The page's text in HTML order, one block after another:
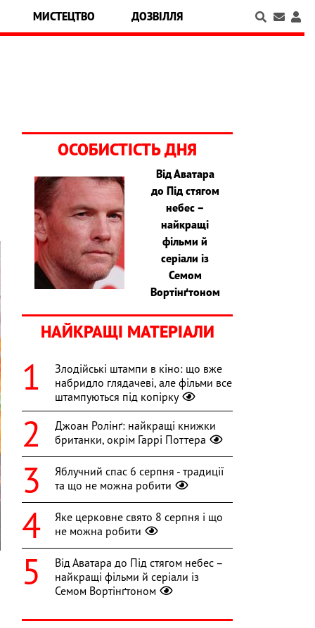
МИСТЕЦТВО ДОЗВІЛЛЯ
ОСОБИСТІСТЬ ДНЯ
Від Аватара
до Під стягом
небес –
найкращі
фільми й
серіали із
Семом
Вортінґтоном
НАЙКРАЩІ МАТЕРІАЛИ
Злодійські штампи в кіно: що вже
набридло глядачеві, але фільми все
штампуються під копірку
Джоан Ролінґ: найкращі книжки
британки, окрім Гаррі Поттера
Яблучний спас 6 серпня - традиції
та що не можна робити
Яке церковне свято 8 серпня і що
не можна робити
Від Аватара до Під стягом небес –
найкращі фільми й серіали із
Семом Вортінґтоном